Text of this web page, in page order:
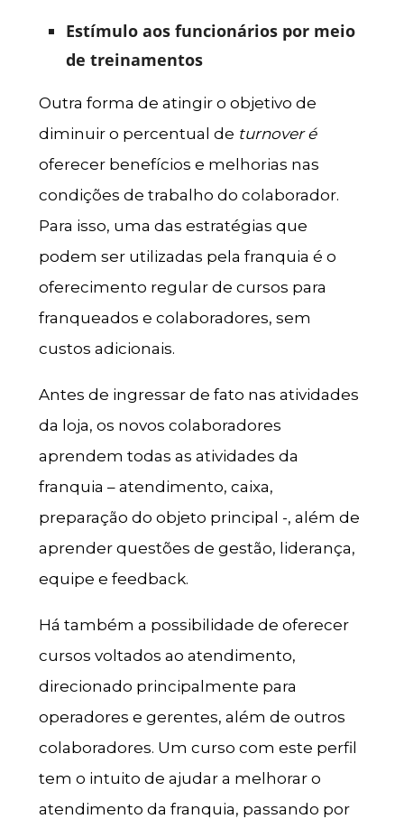
Estímulo aos funcionários por meio
de treinamentos
Outra forma de atingir o objetivo de
diminuir o percentual de turnover é
oferecer benefícios e melhorias nas
condições de trabalho do colaborador.
Para isso, uma das estratégias que
podem ser utilizadas pela franquia é o
oferecimento regular de cursos para
franqueados e colaboradores, sem
custos adicionais.
Antes de ingressar de fato nas atividades
da loja, os novos colaboradores
aprendem todas as atividades da
franquia – atendimento, caixa,
preparação do objeto principal -, além de
aprender questões de gestão, liderança,
equipe e feedback.
Há também a possibilidade de oferecer
cursos voltados ao atendimento,
direcionado principalmente para
operadores e gerentes, além de outros
colaboradores. Um curso com este perfil
tem o intuito de ajudar a melhorar o
atendimento da franquia, passando por